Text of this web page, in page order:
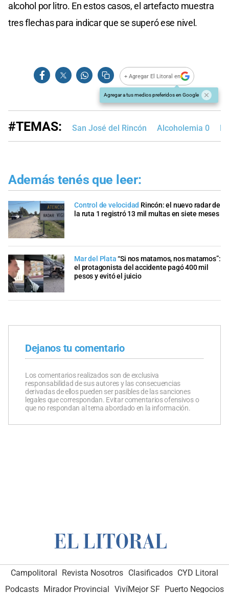
alcohol por litro. En estos casos, el artefacto muestra
tres flechas para indicar que se superó ese nivel.
+ Agregar El Litoral en
Agregar a tus medios preferidos en Google
#TEMAS: San José del Rincón Alcoholemia 0
Además tenés que leer:
Control de velocidad Rincón: el nuevo radar de
la ruta 1 registró 13 mil multas en siete meses
Mar del Plata“Si nos matamos, nos matamos”:
el protagonista del accidente pagó 400 mil
pesos y evitó el juicio
Dejanos tu comentario
Los comentarios realizados son de exclusiva
responsabilidad de sus autores y las consecuencias
derivadas de ellos pueden ser pasibles de las sanciones
legales que correspondan. Evitar comentarios ofensivos o
que no respondan al tema abordado en la información.
Campolitoral Revista Nosotros Clasificados CYD Litoral
Podcasts Mirador Provincial VivíMejor SF Puerto Negocios